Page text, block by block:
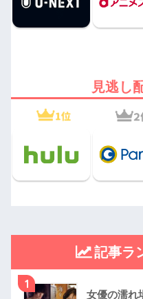
見逃し
記事ラ
1
女優の濡れ